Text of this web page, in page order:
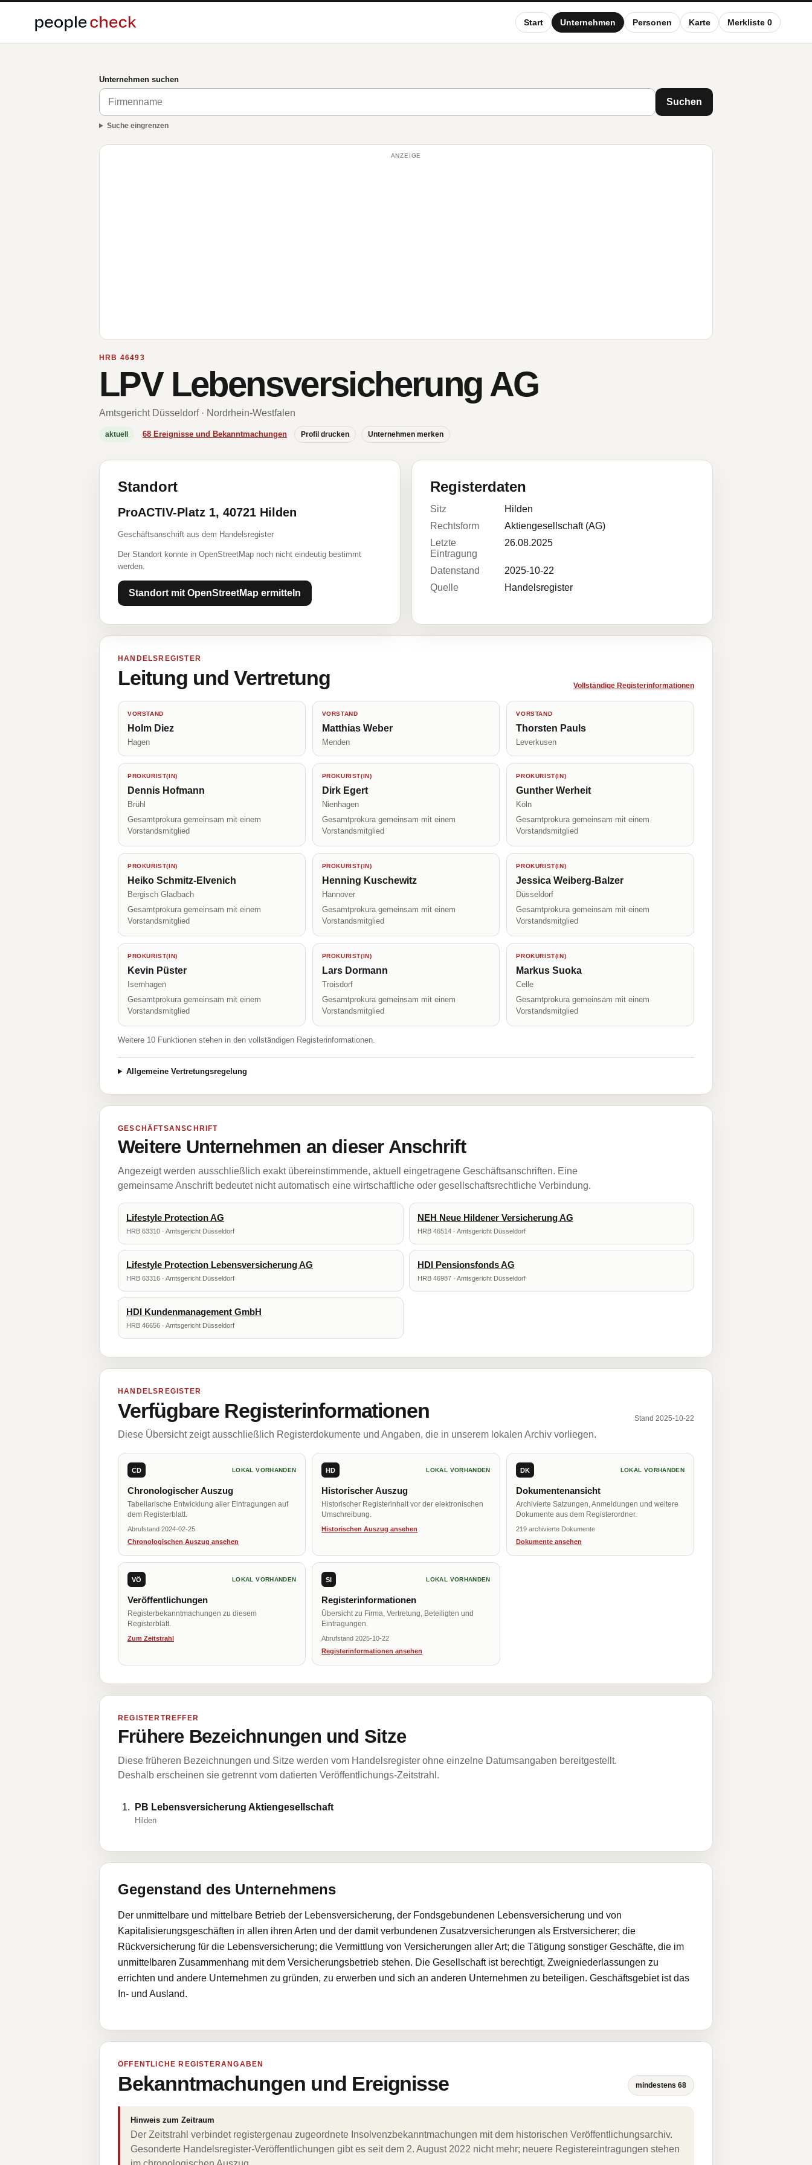
Start Unternehmen Personen Karte Merkliste 0
Unternehmen suchen
Suchen
Suche eingrenzen
ANZEIGE
HRB 46493
LPV Lebensversicherung AG
Amtsgericht Düsseldorf · Nordrhein-Westfalen
aktuell 68 Ereignisse und Bekanntmachungen Profil drucken Unternehmen merken
Standort
ProACTIV-Platz 1, 40721 Hilden
Geschäftsanschrift aus dem Handelsregister
Der Standort konnte in OpenStreetMap noch nicht eindeutig bestimmt
werden.
Standort mit OpenStreetMap ermitteln
Registerdaten
Sitz
Hilden
Rechtsform
Aktiengesellschaft (AG)
Letzte
Eintragung
26.08.2025
Datenstand
2025-10-22
Quelle
Handelsregister
HANDELSREGISTER
Leitung und Vertretung Vollständige Registerinformationen
VORSTAND
Holm Diez
Hagen
VORSTAND
Matthias Weber
Menden
VORSTAND
Thorsten Pauls
Leverkusen
PROKURIST(IN)
Dennis Hofmann
Brühl
Gesamtprokura gemeinsam mit einem
Vorstandsmitglied
PROKURIST(IN)
Dirk Egert
Nienhagen
Gesamtprokura gemeinsam mit einem
Vorstandsmitglied
PROKURIST(IN)
Gunther Werheit
Köln
Gesamtprokura gemeinsam mit einem
Vorstandsmitglied
PROKURIST(IN)
Heiko Schmitz-Elvenich
Bergisch Gladbach
Gesamtprokura gemeinsam mit einem
Vorstandsmitglied
PROKURIST(IN)
Henning Kuschewitz
Hannover
Gesamtprokura gemeinsam mit einem
Vorstandsmitglied
PROKURIST(IN)
Jessica Weiberg-Balzer
Düsseldorf
Gesamtprokura gemeinsam mit einem
Vorstandsmitglied
PROKURIST(IN)
Kevin Püster
Isernhagen
Gesamtprokura gemeinsam mit einem
Vorstandsmitglied
PROKURIST(IN)
Lars Dormann
Troisdorf
Gesamtprokura gemeinsam mit einem
Vorstandsmitglied
PROKURIST(IN)
Markus Suoka
Celle
Gesamtprokura gemeinsam mit einem
Vorstandsmitglied
Weitere 10 Funktionen stehen in den vollständigen Registerinformationen.
Allgemeine Vertretungsregelung
GESCHÄFTSANSCHRIFT
Weitere Unternehmen an dieser Anschrift
Angezeigt werden ausschließlich exakt übereinstimmende, aktuell eingetragene Geschäftsanschriften. Eine
gemeinsame Anschrift bedeutet nicht automatisch eine wirtschaftliche oder gesellschaftsrechtliche Verbindung.
Lifestyle Protection AG
HRB 63310 · Amtsgericht Düsseldorf
NEH Neue Hildener Versicherung AG
HRB 46514 · Amtsgericht Düsseldorf
Lifestyle Protection Lebensversicherung AG
HRB 63316 · Amtsgericht Düsseldorf
HDI Pensionsfonds AG
HRB 46987 · Amtsgericht Düsseldorf
HDI Kundenmanagement GmbH
HRB 46656 · Amtsgericht Düsseldorf
HANDELSREGISTER
Verfügbare Registerinformationen Stand 2025-10-22
Diese Übersicht zeigt ausschließlich Registerdokumente und Angaben, die in unserem lokalen Archiv vorliegen.
CD LOKAL VORHANDEN
Chronologischer Auszug
Tabellarische Entwicklung aller Eintragungen auf
dem Registerblatt.
Abrufstand 2024-02-25
Chronologischen Auszug ansehen
HD LOKAL VORHANDEN
Historischer Auszug
Historischer Registerinhalt vor der elektronischen
Umschreibung.
Historischen Auszug ansehen
DK LOKAL VORHANDEN
Dokumentenansicht
Archivierte Satzungen, Anmeldungen und weitere
Dokumente aus dem Registerordner.
219 archivierte Dokumente
Dokumente ansehen
VÖ LOKAL VORHANDEN
Veröffentlichungen
Registerbekanntmachungen zu diesem
Registerblatt.
Zum Zeitstrahl
SI LOKAL VORHANDEN
Registerinformationen
Übersicht zu Firma, Vertretung, Beteiligten und
Eintragungen.
Abrufstand 2025-10-22
Registerinformationen ansehen
REGISTERTREFFER
Frühere Bezeichnungen und Sitze
Diese früheren Bezeichnungen und Sitze werden vom Handelsregister ohne einzelne Datumsangaben bereitgestellt.
Deshalb erscheinen sie getrennt vom datierten Veröffentlichungs-Zeitstrahl.
PB Lebensversicherung Aktiengesellschaft
Hilden
Gegenstand des Unternehmens
Der unmittelbare und mittelbare Betrieb der Lebensversicherung, der Fondsgebundenen Lebensversicherung und von
Kapitalisierungsgeschäften in allen ihren Arten und der damit verbundenen Zusatzversicherungen als Erstversicherer; die
Rückversicherung für die Lebensversicherung; die Vermittlung von Versicherungen aller Art; die Tätigung sonstiger Geschäfte, die im
unmittelbaren Zusammenhang mit dem Versicherungsbetrieb stehen. Die Gesellschaft ist berechtigt, Zweigniederlassungen zu
errichten und andere Unternehmen zu gründen, zu erwerben und sich an anderen Unternehmen zu beteiligen. Geschäftsgebiet ist das
In- und Ausland.
ÖFFENTLICHE REGISTERANGABEN
Bekanntmachungen und Ereignisse mindestens 68
Hinweis zum Zeitraum
Der Zeitstrahl verbindet registergenau zugeordnete Insolvenzbekanntmachungen mit dem historischen Veröffentlichungsarchiv.
Gesonderte Handelsregister-Veröffentlichungen gibt es seit dem 2. August 2022 nicht mehr; neuere Registereintragungen stehen